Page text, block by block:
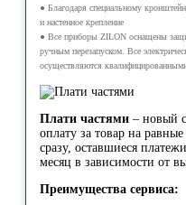
● Благодаря специальному
и настенное крепление
● Все приборы ZILON оснащены
ручным перезапуском. Все
осуществляются
Плати частями – новый
оплату за товар на
сразу, оставшиеся
месяц в зависимости от
Преимущества сервиса: